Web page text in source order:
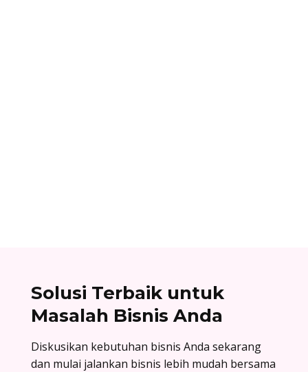
Solusi Terbaik untuk
Masalah Bisnis Anda
Diskusikan kebutuhan bisnis Anda sekarang
dan mulai jalankan bisnis lebih mudah bersama